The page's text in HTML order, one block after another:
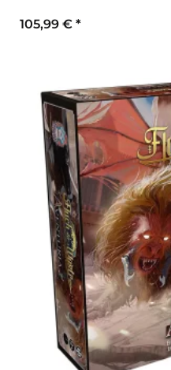
105,99 € *